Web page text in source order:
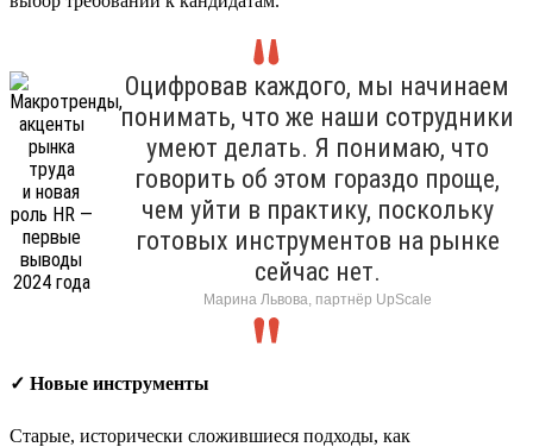
Оцифровав каждого, мы начинаем
понимать, что же наши сотрудники
умеют делать. Я понимаю, что
говорить об этом гораздо проще,
чем уйти в практику, поскольку
готовых инструментов на рынке
сейчас нет.
Марина Львова, партнёр UpScale
✓ Новые инструменты
Старые, исторически сложившиеся подходы, как